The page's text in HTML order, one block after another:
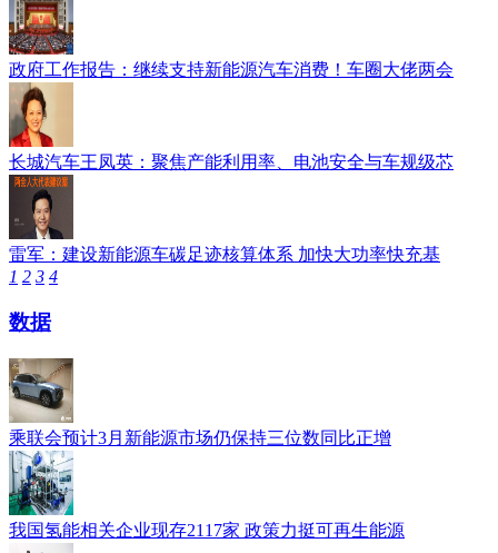
政府工作报告：继续支持新能源汽车消费！车圈大佬两会
长城汽车王凤英：聚焦产能利用率、电池安全与车规级芯
雷军：建设新能源车碳足迹核算体系 加快大功率快充基
1 2 3 4
数据
乘联会预计3月新能源市场仍保持三位数同比正增
我国氢能相关企业现存2117家 政策力挺可再生能源